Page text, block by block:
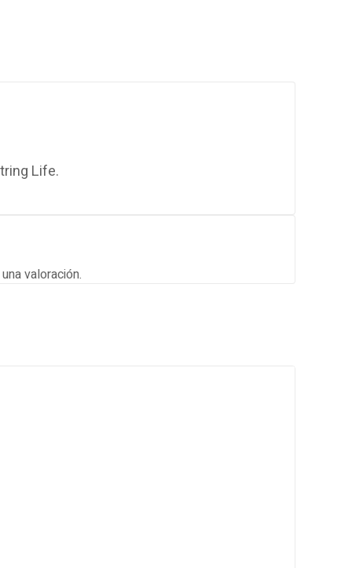
Life.
valoración.